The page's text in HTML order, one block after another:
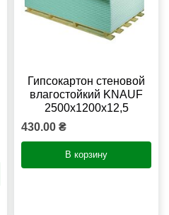
Гипсокартон стеновой
влагостойкий KNAUF
2500х1200х12,5
430.00 ₴
В корзину